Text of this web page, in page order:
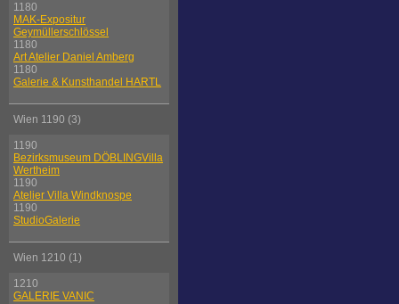
1180
MAK-Expositur
Geymüllerschlössel
1180
Art Atelier Daniel Amberg
1180
Galerie & Kunsthandel HARTL
Wien 1190 (3)
1190
Bezirksmuseum DÖBLINGVilla
Wertheim
1190
Atelier Villa Windknospe
1190
StudioGalerie
Wien 1210 (1)
1210
GALERIE VANIC